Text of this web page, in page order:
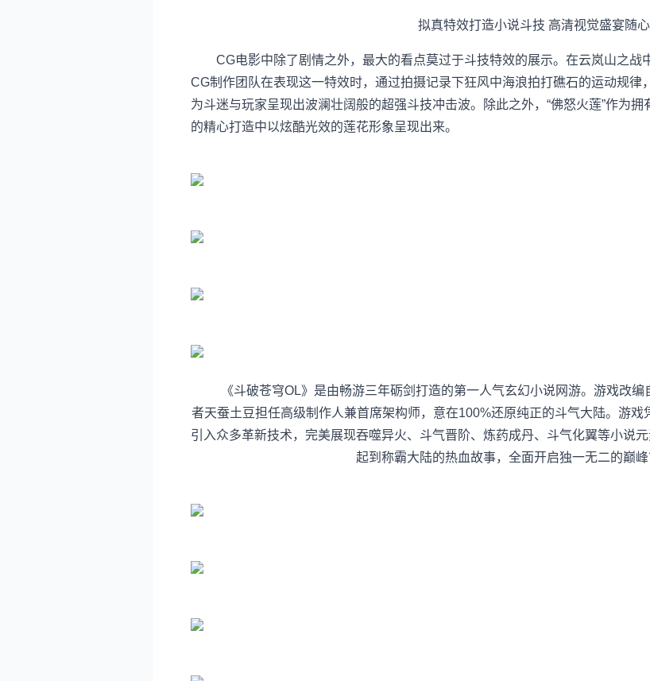
拟真特效打造小说斗技 高清视觉盛宴随
CG电影中除了剧情之外，最大的看点莫过于斗技特效的展示。在云岚山之战中
CG制作团队在表现这一特效时，通过拍摄记录下狂风中海浪拍打礁石的运动规律
为斗迷与玩家呈现出波澜壮阔般的超强斗技冲击波。除此之外，“佛怒火莲”作为
的精心打造中以炫酷光效的莲花形象呈现出来。
《斗破苍穹OL》是由畅游三年砺剑打造的第一人气玄幻小说网游。游戏改编
者天蚕土豆担任高级制作人兼首席架构师，意在100%还原纯正的斗气大陆。游戏
引入众多革新技术，完美展现吞噬异火、斗气晋阶、炼药成丹、斗气化翼等小说
起到称霸大陆的热血故事，全面开启独一无二的巅峰